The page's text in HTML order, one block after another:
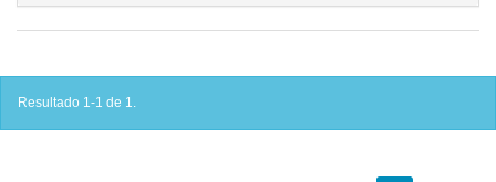
Resultado 1-1 de 1.